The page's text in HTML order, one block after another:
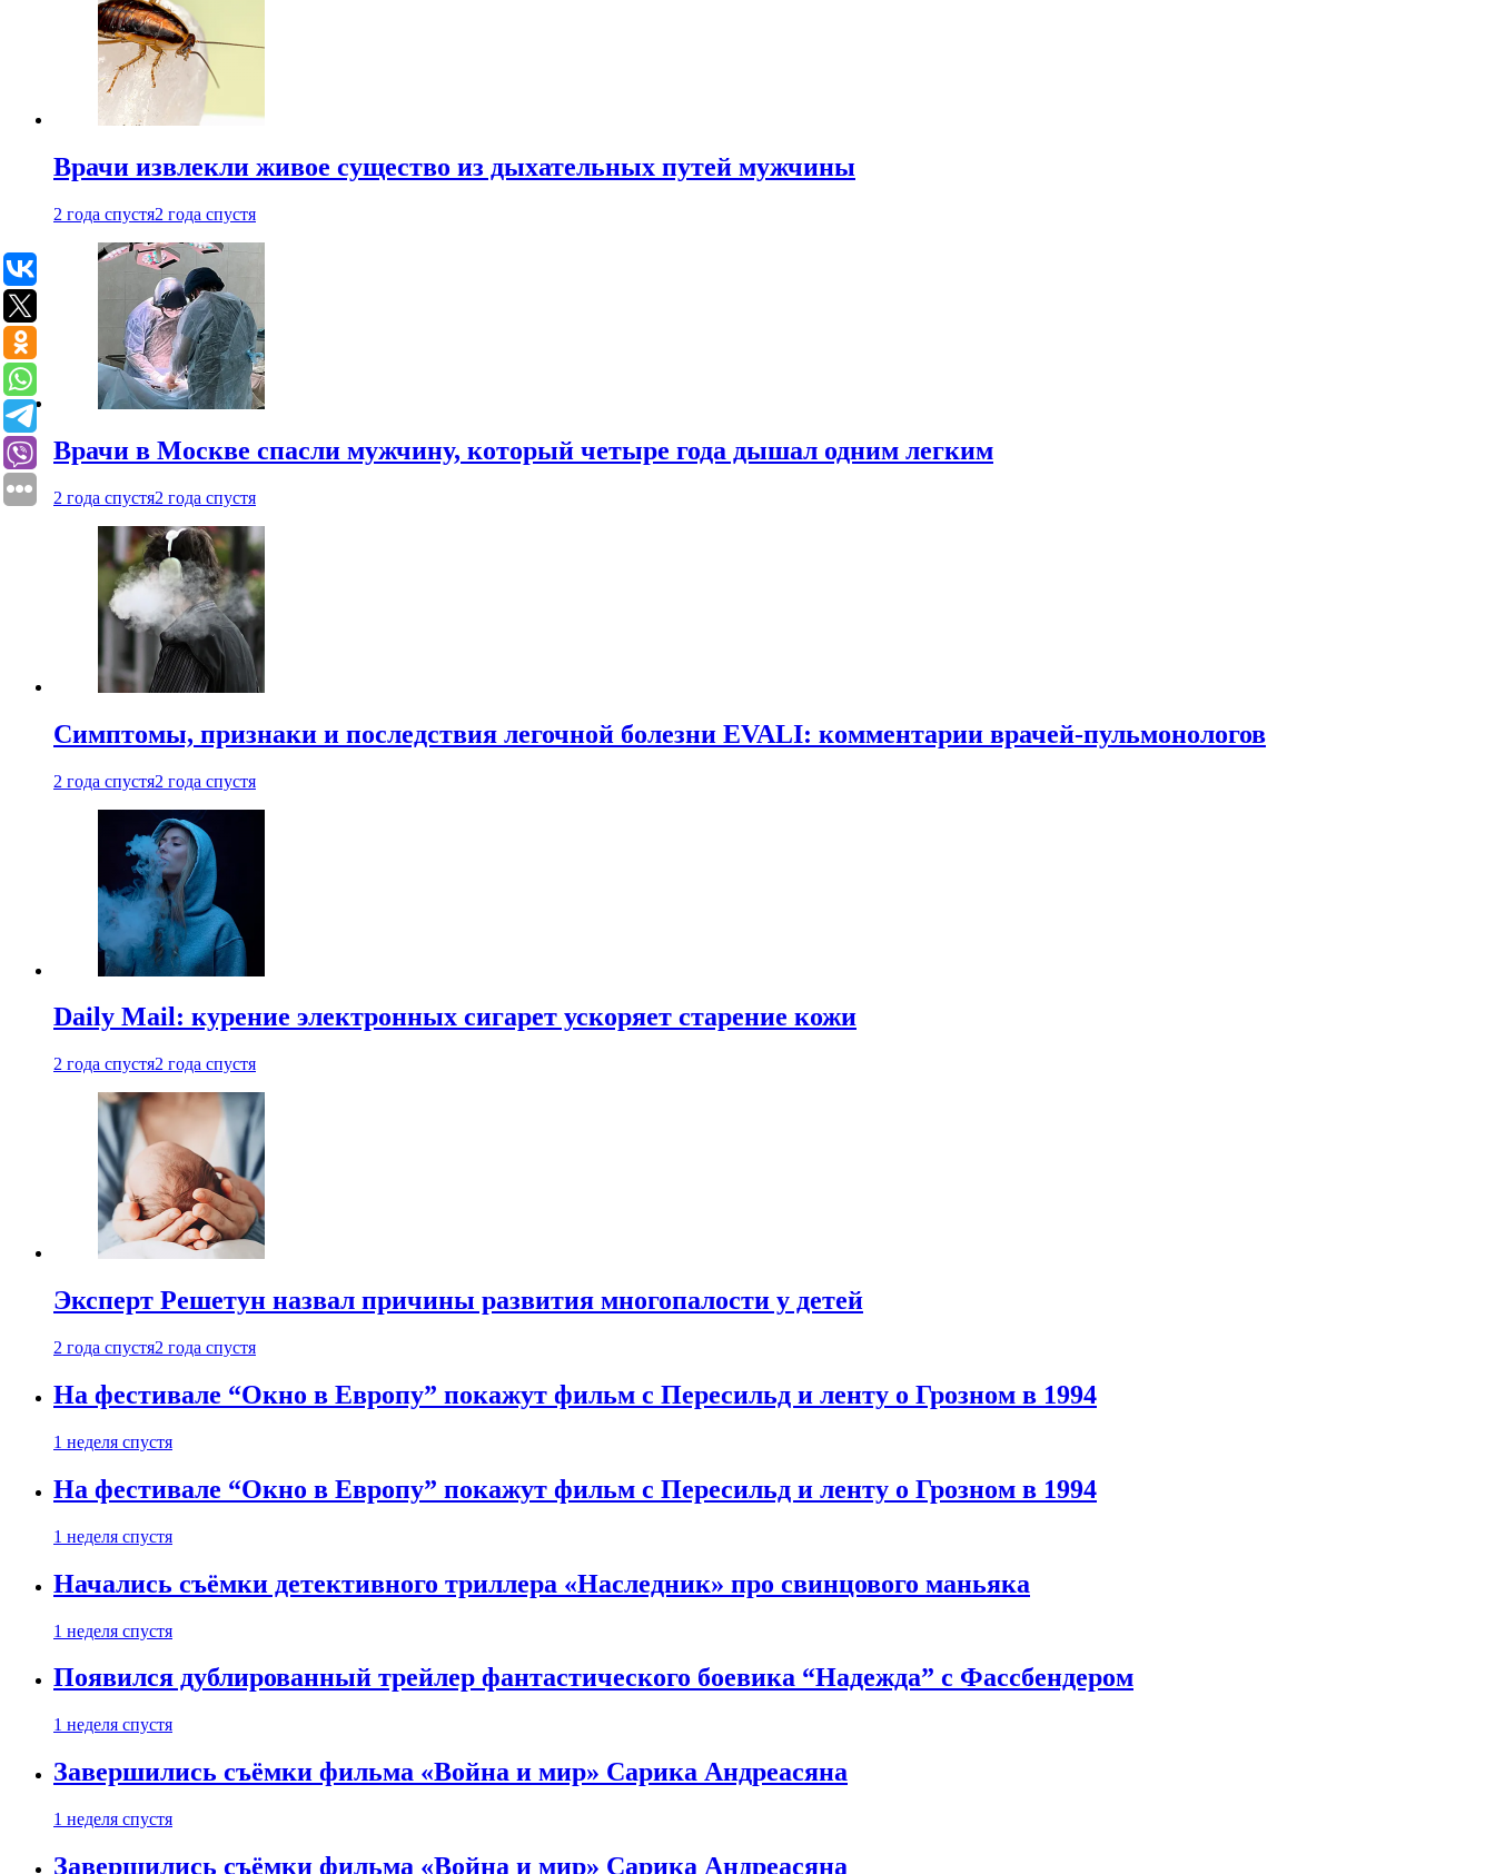
Врачи извлекли живое существо из дыхательных путей мужчины
2 года спустя2 года спустя
Врачи в Москве спасли мужчину, который четыре года дышал одним легким
2 года спустя2 года спустя
Симптомы, признаки и последствия легочной болезни EVALI: комментарии врачей-пульмонологов
2 года спустя2 года спустя
Daily Mail: курение электронных сигарет ускоряет старение кожи
2 года спустя2 года спустя
Эксперт Решетун назвал причины развития многопалости у детей
2 года спустя2 года спустя
На фестивале “Окно в Европу” покажут фильм с Пересильд и ленту о Грозном в 1994
1 неделя спустя
На фестивале “Окно в Европу” покажут фильм с Пересильд и ленту о Грозном в 1994
1 неделя спустя
Начались съёмки детективного триллера «Наследник» про свинцового маньяка
1 неделя спустя
Появился дублированный трейлер фантастического боевика “Надежда” с Фассбендером
1 неделя спустя
Завершились съёмки фильма «Война и мир» Сарика Андреасяна
1 неделя спустя
Завершились съёмки фильма «Война и мир» Сарика Андреасяна